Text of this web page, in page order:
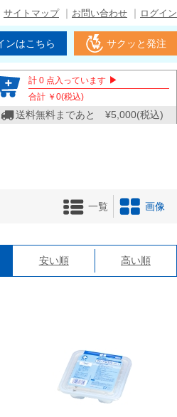
サイトマップ お問い合わせ ログイン
ンはこちら サクッと発注
計 0 点入っています ▶
合計 ￥ 0(税込)
送料無料まであと ¥5,000(税込)
一覧 画像
安い順 高い順